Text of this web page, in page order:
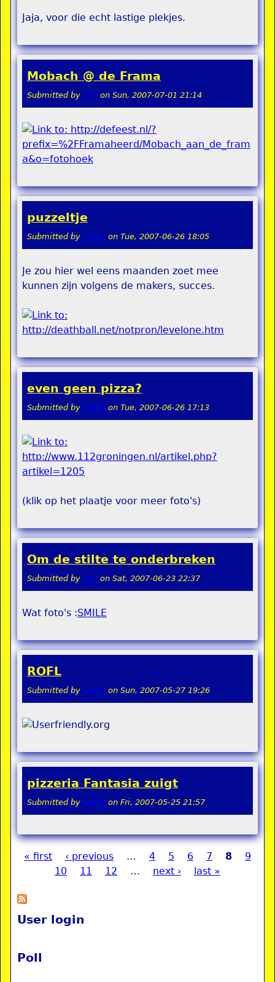
Jaja, voor die echt lastige plekjes.
Mobach @ de Frama
Submitted by stel on Sun, 2007-07-01 21:14
puzzeltje
Submitted by teddy on Tue, 2007-06-26 18:05
Je zou hier wel eens maanden zoet mee
kunnen zijn volgens de makers, succes.
even geen pizza?
Submitted by teddy on Tue, 2007-06-26 17:13
(klik op het plaatje voor meer foto's)
Om de stilte te onderbreken
Submitted by stel on Sat, 2007-06-23 22:37
Wat foto's :SMILE
ROFL
Submitted by teddy on Sun, 2007-05-27 19:26
pizzeria Fantasia zuigt
Submitted by teddy on Fri, 2007-05-25 21:57
Pages
« first ‹ previous … 4 5 6 7 8
9
10
11 12 … next › last »
User login
Poll